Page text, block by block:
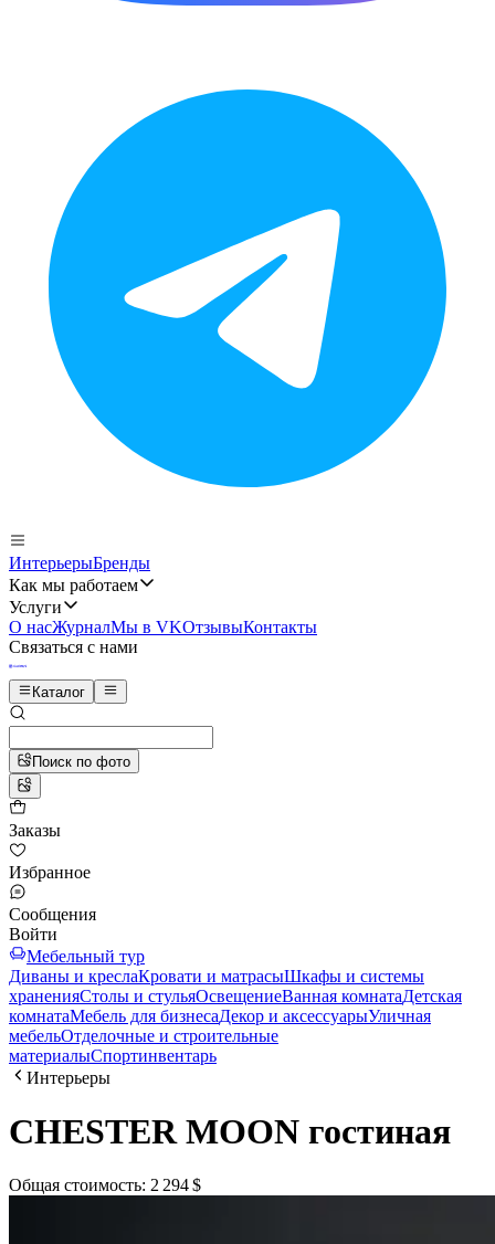
ИнтерьерыБренды
Как мы работаем
Услуги
О насЖурналМы в VKОтзывыКонтакты
Связаться с нами
Каталог
Поиск по фото
Заказы
Избранное
Сообщения
Войти
Мебельный тур
Диваны и креслаКровати и матрасыШкафы и системы
храненияСтолы и стульяОсвещениеВанная комнатаДетская
комнатаМебель для бизнесаДекор и аксессуарыУличная
мебельОтделочные и строительные
материалыСпортинвентарь
Интерьеры
CHESTER MOON гостиная
Общая стоимость: 2 294 $